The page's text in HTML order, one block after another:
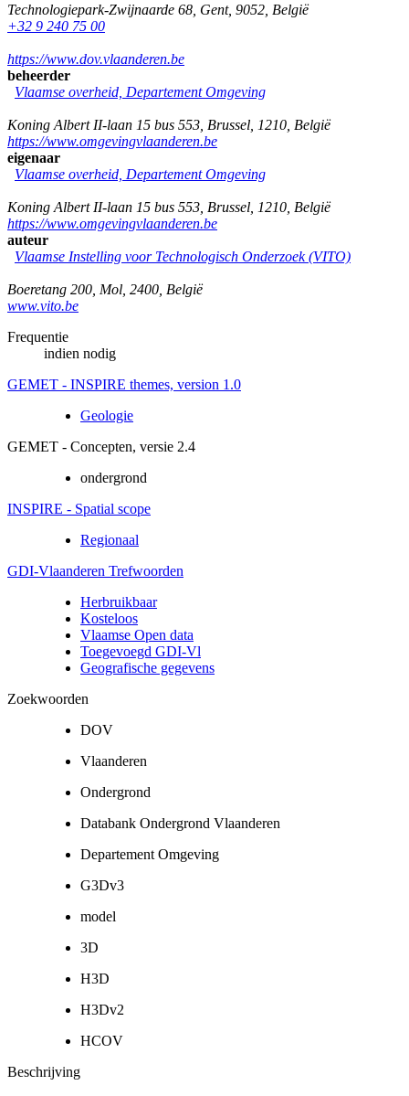
Technologiepark-Zwijnaarde 68 Gent, 9052 België
+32 9 240 75 00
https://www.dov.vlaanderen.be
beheerder
Vlaamse overheid, Departement Omgeving
Koning Albert II-laan 15 bus 553 Brussel 1210 België
https://www.omgevingvlaanderen.be
eigenaar
Vlaamse overheid, Departement Omgeving
Koning Albert II-laan 15 bus 553 Brussel 1210 België
https://www.omgevingvlaanderen.be
auteur
Vlaamse Instelling voor Technologisch Onderzoek (VITO)
Boeretang 200 Mol 2400 België
www.vito.be
Frequentie
indien nodig
GEMET - INSPIRE themes, version 1.0
Geologie
GEMET - Concepten, versie 2.4
ondergrond
INSPIRE - Spatial scope
Regionaal
GDI-Vlaanderen Trefwoorden
Herbruikbaar
Kosteloos
Vlaamse Open data
Toegevoegd GDI-Vl
Geografische gegevens
Zoekwoorden
DOV
Vlaanderen
Ondergrond
Databank Ondergrond Vlaanderen
Departement Omgeving
G3Dv3
model
3D
H3D
H3Dv2
HCOV
Beschrijving